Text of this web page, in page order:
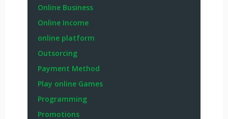
Online Business
Online Income
online platform
Outsorcing
Payment Method
Play online Games
Programming
Promotions